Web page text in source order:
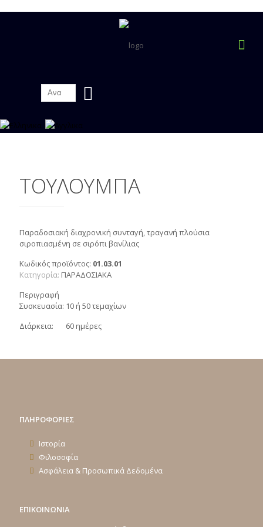
ΤΟΥΛΟΥΜΠΑ
Παραδοσιακή διαχρονική συνταγή, τραγανή πλούσια
σιροπιασμένη σε σιρόπι βανίλιας
Κωδικός προϊόντος: 01.03.01
Κατηγορία: ΠΑΡΑΔΟΣΙΑΚΑ
Περιγραφή
Συσκευασία: 10 ή 50 τεμαχίων
Διάρκεια: 60 ημέρες
ΠΛΗΡΟΦΟΡΙΕΣ
Ιστορία
Φιλοσοφία
Ασφάλεια & Προσωπικά Δεδομένα
ΕΠΙΚΟΙΝΩΝΙΑ